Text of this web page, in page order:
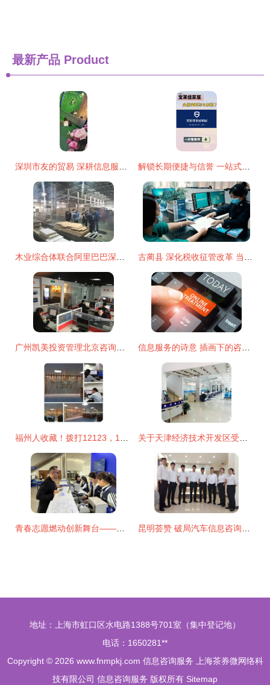
最新产品 Product
地址：上海市虹口区水电路1388号701室（集中登记地）
电话：1650281**
Copyright © 2026 www.fnmpkj.com 信息咨询服务
上海茶券微网络科
技有限公司 信息咨询服务 版权所有 Sitemap